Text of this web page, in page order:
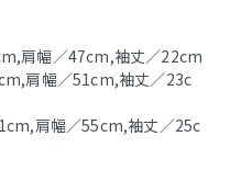
肩幅／47cm,袖丈／22cm
肩幅／51cm,袖丈／23c
肩幅／55cm,袖丈／25c